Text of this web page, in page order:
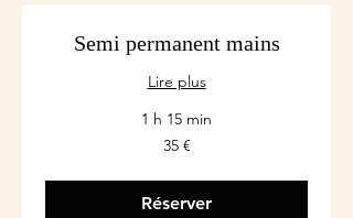
Semi permanent mains
Lire plus
1 h 15 min
35 €
Réserver